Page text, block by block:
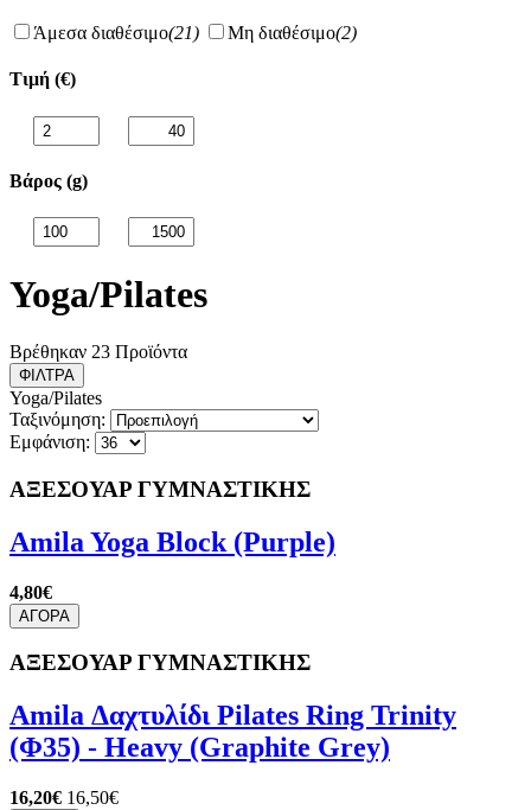
Άμεσα διαθέσιμο(21) Μη διαθέσιμο(2)
Τιμή (€)
Βάρος (g)
Yoga/Pilates
Βρέθηκαν 23 Προϊόντα
ΦΙΛΤΡΑ
Yoga/Pilates
Ταξινόμηση:
Εμφάνιση:
ΑΞΕΣΟΥΑΡ ΓΥΜΝΑΣΤΙΚΗΣ
Amila Yoga Block (Purple)
4,80€
ΑΓΟΡΑ
ΑΞΕΣΟΥΑΡ ΓΥΜΝΑΣΤΙΚΗΣ
Amila Δαχτυλίδι Pilates Ring Trinity
(Φ35) - Heavy (Graphite Grey)
16,20€ 16,50€